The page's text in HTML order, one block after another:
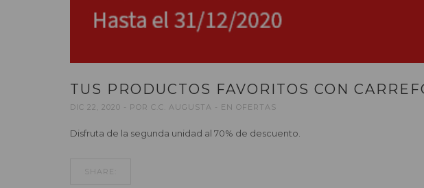
TUS PRODUCTOS FAVORITOS CON
DIC 22, 2020 POR C.C. AUGUSTA EN OFERTAS
Disfruta de la segunda unidad al 70% de descuento.
SHARE: